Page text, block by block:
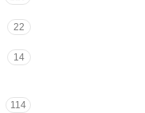
22
14
114